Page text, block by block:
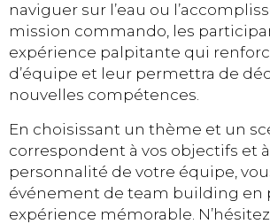
naviguer sur l’eau ou
mission commando, les
expérience palpitante qui
d’équipe et leur permettra de
nouvelles compétences.
En choisissant un thème et un
correspondent à vos objectifs et à
personnalité de votre équipe,
événement de team building en
expérience mémorable. N’hésitez